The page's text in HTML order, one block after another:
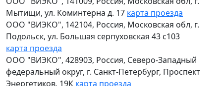
Мытищи, ул. Коминтерна д. 17 карта проезда
ООО "ВИЭКО", 142104, Россия, Московская обл, г.
Подольск, ул. Большая серпуховская 43 с103
карта проезда
ООО "ВИЭКО", 428903, Россия, Северо-Западный
федеральный округ, г. Санкт-Петербург, Проспект
Энергетиков, 19К карта проезда